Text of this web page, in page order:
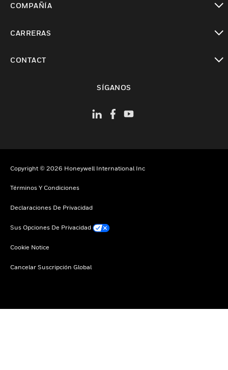
COMPAÑÍA
CARRERAS
CONTACT
SÍGANOS
Copyright © 2026 Honeywell International Inc
Términos Y Condiciones
Declaraciones De Privacidad
Sus Opciones De Privacidad
Cookie Notice
Cancelar Suscripción Global